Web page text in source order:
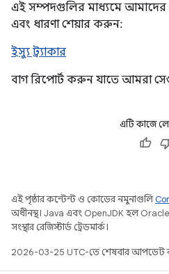
এই সম্পদগুলির মাধ্যমে আমাদের
এবং ধারণা শেয়ার করুন:
ইস্যু ট্র্যাকার
বাগ রিপোর্ট করুন যাতে আমরা
এটি কাজে
এই পৃষ্ঠার কন্টেন্ট ও কোডের নমুনাগুলি
অধীনস্থ। Java এবং OpenJDK হল
সংস্থার রেজিস্টার্ড ট্রেডমার্ক।
2026-03-25 UTC-তে শেষবার আপডেট